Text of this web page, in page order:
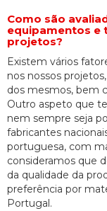
Como são
equipamentos e
projetos?
Existem vários
nos nossos
dos mesmos, bem
Outro aspeto que
nem sempre seja
fabricantes
portuguesa, com
consideramos que
da qualidade da
preferência por
Portugal.